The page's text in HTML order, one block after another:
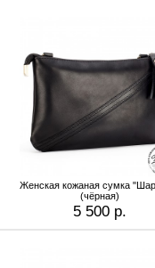
Женская кожаная сумка
(чёрная)
5 500 р.